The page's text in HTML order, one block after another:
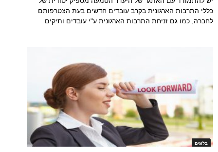
כללי התרבות הארגונית בקרב עובדים חדשים בעת הצטרפותם
לחברה, כמו גם זניחת התרבות הארגונית ע"י עובדים ותיקים
בלוגים